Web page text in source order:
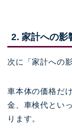
2. 家計への影
次に「家計への
車本体の価格だ
金、車検代とい
ります。